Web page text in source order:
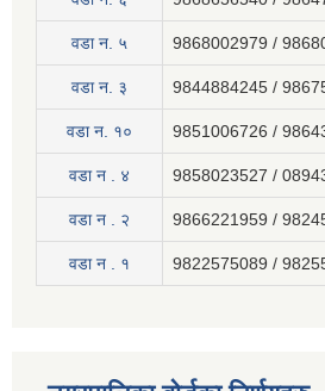
वडा न. ५ 9868002979 /
वडा न. ३ 9844884245 /
वडा न. १० 9851006726 /
वडा न . ४ 9858023527 /
वडा न . २ 9866221959 /
वडा न . १ 9822575089 /